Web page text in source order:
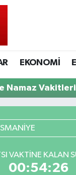
EKONOMİ
Namaz Vakitleri
VAKTINE KALAN
00:54:26